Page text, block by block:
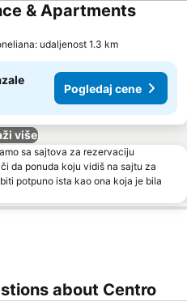
& Apartments
udaljenost 1.3 km
Pogledaj cene
više
sa sajtova za rezervaciju
da ponuda koju vidiš na sajtu za
potpuno ista kao ona koja je bila
about Centro